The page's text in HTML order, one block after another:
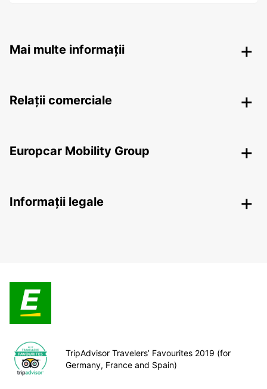
Mai multe informații
Relații comerciale
Europcar Mobility Group
Informații legale
TripAdvisor Travelers’ Favourites 2019 (for
Germany, France and Spain)